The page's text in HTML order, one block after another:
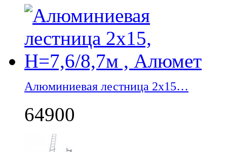
Алюминиевая лестница 2х15…
64900